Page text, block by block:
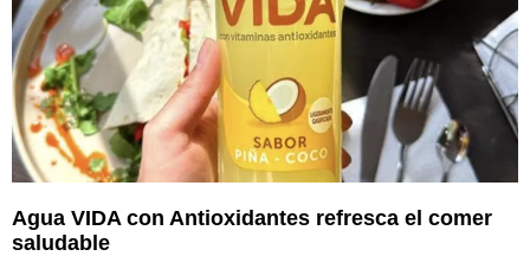
Agua VIDA con Antioxidantes refresca el comer
saludable